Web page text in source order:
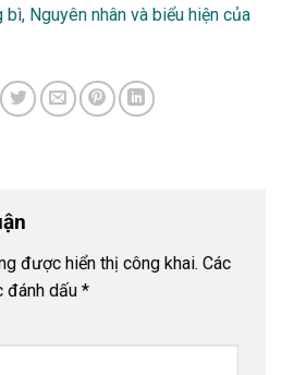
Nguyên nhân và biểu hiện của
được hiển thị công khai. Các
đánh dấu *